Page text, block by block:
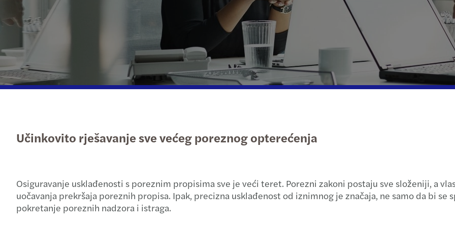
Javni i društveni sektor
Nekretnine
Tehnologija, mediji i telekomunikacije
Transport i logistika
Pročitajte više
Private client services
Debt
Šta naši klijenti kažu o nama
Učinkovito rješavanje sve većeg poreznog opterećenja
Osiguravanje usklađenosti s poreznim propisima sve je veći teret. Porezni zakoni postaju sve složeniji, a
uočavanja prekršaja poreznih propisa. Ipak, precizna usklađenost od iznimnog je značaja, ne samo da bi
pokretanje poreznih nadzora i istraga.